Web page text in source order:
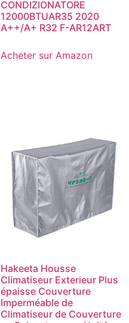
CONDIZIONATORE
12000BTUAR35 2020
A++/A+ R32 F-AR12ART
Acheter sur Amazon
Hakeeta Housse
Climatiseur Exterieur Plus
épaisse Couverture
Imperméable de
Climatiseur de Couverture